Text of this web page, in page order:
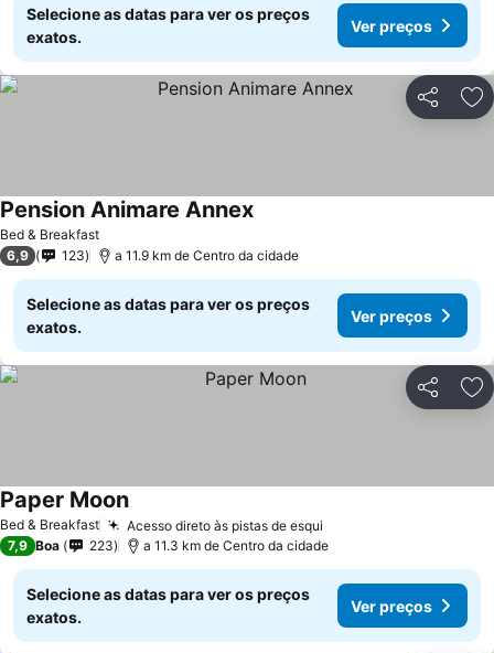
Selecione as datas para ver os preços
exatos.
Ver preços
Partilhar
Bed & Breakfast
Pension Animare Annex
6,9 123 a 11.9 km de Centro da cidade
Selecione as datas para ver os preços
exatos.
Ver preços
Partilhar
Bed & Breakfast Acesso direto às pistas de esqui
Paper Moon
7,9 Boa 223 a 11.3 km de Centro da cidade
Selecione as datas para ver os preços
exatos.
Ver preços